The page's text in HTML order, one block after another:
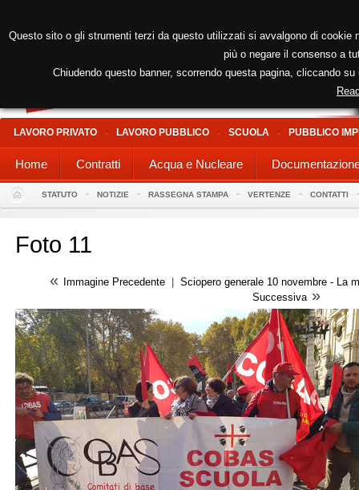
LAVORO PRIVATO LAVORO PUBBLICO SCUOLA PUBBLICO
Home Contratti Acqua e Nucleare
STATUTO NOTIZIE RASSEGNA STAMPA VERTENZE CONTATTI
Foto 11
« Immagine Precedente
Sciopero generale 10 novembre - La
Successiva»
Questo sito o gli strumenti terzi da questo utilizzati si avvalgono di
più o negare il consenso a
Chiudendo questo banner, scorrendo questa pagina, cliccando